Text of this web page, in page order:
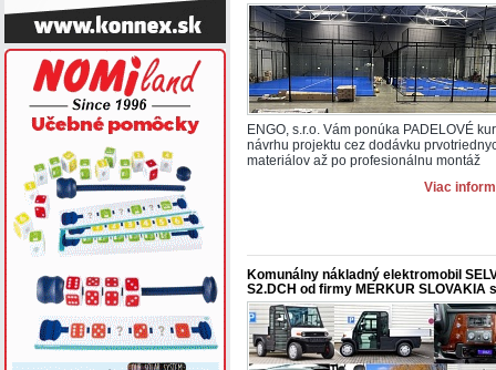
ENGO, s.r.o. Vám ponúka PADELOVÉ
návrhu projektu cez dodávku
materiálov až po profesionálnu montáž
Viac
Komunálny nákladný elektromobil
S2.DCH od firmy MERKUR SLOVAKIA